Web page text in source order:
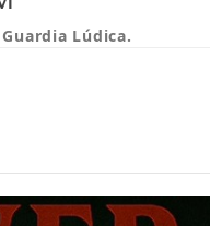
Lúdica.